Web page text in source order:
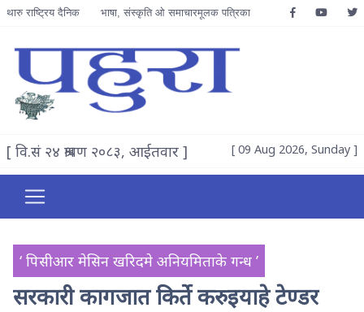
थारु राष्ट्रिय दैनिक भाषा, संस्कृति ओ समाचारमूलक पत्रिका
[ वि.सं २४ श्रावण २०८३, आईतवार ] [ 09 Aug 2026, Sunday ]
‘ पिसीआर मेसिन खरिदमे अनियमिताके गन्ध ’
सरकारी कागजात किर्ते करुइयाहे टेण्डर